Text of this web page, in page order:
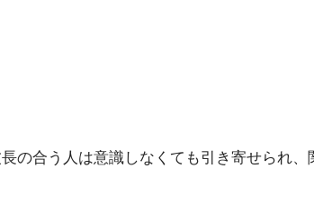
の合う人は意識しなくても引き寄せられ、